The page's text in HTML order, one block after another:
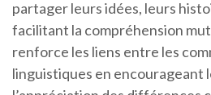
partager leurs idées, leurs
facilitant la compréhension
renforce les liens entre les
linguistiques en encourageant